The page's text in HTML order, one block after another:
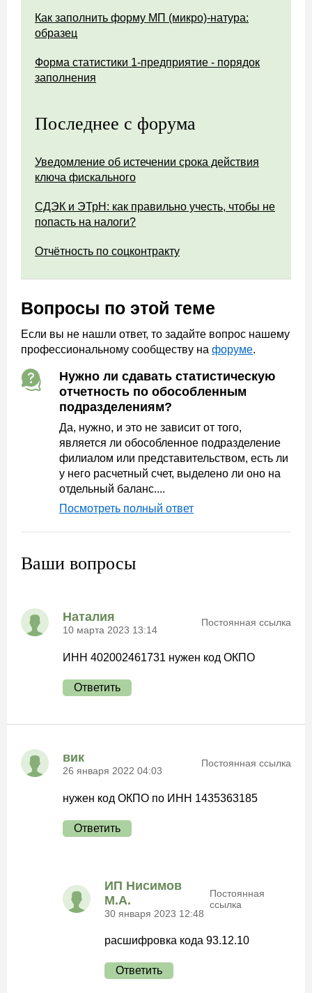
Как заполнить форму МП (микро)-натура:
образец
Форма статистики 1-предприятие - порядок
заполнения
Последнее с форума
Уведомление об истечении срока действия
ключа фискального
СДЭК и ЭТрН: как правильно учесть, чтобы не
попасть на налоги?
Отчётность по соцконтракту
Вопросы по этой теме
Если вы не нашли ответ, то задайте вопрос нашему
профессиональному сообществу на форуме.
Нужно ли сдавать статистическую
отчетность по обособленным
подразделениям?
Да, нужно, и это не зависит от того,
является ли обособленное подразделение
филиалом или представительством, есть ли
у него расчетный счет, выделено ли оно на
отдельный баланс....
Посмотреть полный ответ
Ваши вопросы
Наталия
10 марта 2023 13:14
Постоянная ссылка
ИНН 402002461731 нужен код ОКПО
Ответить
вик
26 января 2022 04:03
Постоянная ссылка
нужен код ОКПО по ИНН 1435363185
Ответить
ИП Нисимов
М.А.
30 января 2023 12:48
Постоянная
ссылка
расшифровка кода 93.12.10
Ответить